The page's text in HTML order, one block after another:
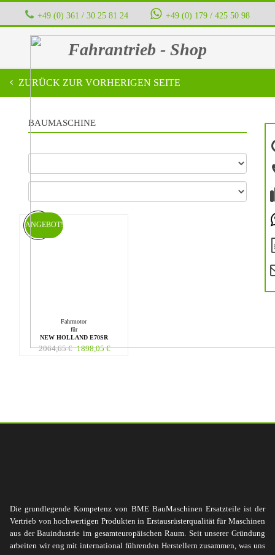
+49 (0) 361 / 30 25 81 24 ‭ ‭ ‭ ‭ +49 (0) 179 / 425 50 98
Fahrantrieb - Shop
ZURÜCK ZUR VORHERIGEN SEITE
BAUMASCHINE
Fahrmotor
für
NEW HOLLAND E70SR
2064,65€ 1898,05€
ANGEBOT!
Die grundlegende Kompetenz von BME BauMaschinen Ersatzteile ist der
Vertrieb von hochwertigen Produkten in Erstausrüsterqualität für Maschinen
aus der Bauindustrie im gesamteuropäischen Raum. Seit unserer Gründung
arbeiten wir eng mit international führenden Herstellern zusammen, was uns